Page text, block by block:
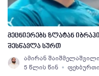
მეცნიერებს ზლატან
შესწავლა სურთ
ამირან შაიშმელაშვილი
5 წლის წინ
ფეხბურთი